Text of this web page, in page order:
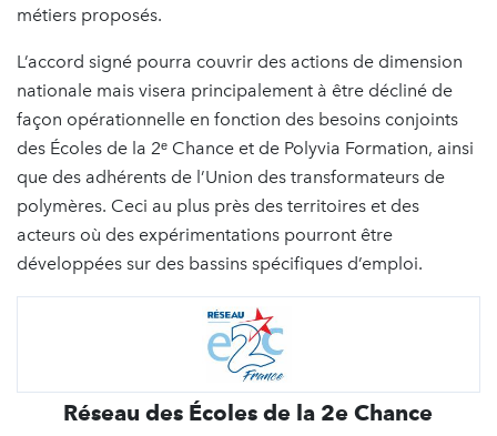
métiers proposés.
L’accord signé pourra couvrir des actions de dimension
nationale mais visera principalement à être décliné de
façon opérationnelle en fonction des besoins conjoints
des Écoles de la 2ᵉ Chance et de Polyvia Formation, ainsi
que des adhérents de l’Union des transformateurs de
polymères. Ceci au plus près des territoires et des
acteurs où des expérimentations pourront être
développées sur des bassins spécifiques d’emploi.
Réseau des Écoles de la 2e Chance